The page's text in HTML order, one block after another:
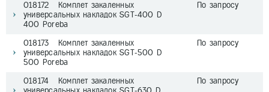
018172 Комплет закаленных
универсальных накладок SGT-400 D
400 Poreba
По запросу
018173 Комплет закаленных
универсальных накладок SGT-500 D
500 Poreba
По запросу
018174 Комплет закаленных
По запросу